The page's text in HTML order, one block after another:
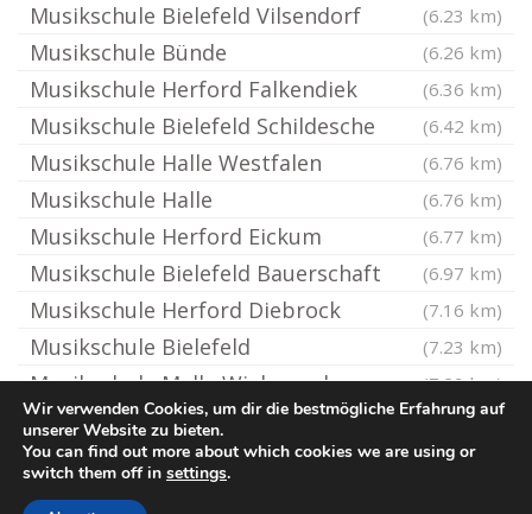
Musikschule Bielefeld Vilsendorf (6.23 km)
Musikschule Bünde (6.26 km)
Musikschule Herford Falkendiek (6.36 km)
Musikschule Bielefeld Schildesche (6.42 km)
Musikschule Halle Westfalen (6.76 km)
Musikschule Halle (6.76 km)
Musikschule Herford Eickum (6.77 km)
Musikschule Bielefeld Bauerschaft (6.97 km)
Musikschule Herford Diebrock (7.16 km)
Musikschule Bielefeld (7.23 km)
Musikschule Melle Wiehengeb (7.29 km)
© Ton-Musikschule.de
Wir verwenden Cookies, um dir die bestmögliche Erfahrung auf
unserer Website zu bieten.
You can find out more about which cookies we are using or
switch them off in settings.